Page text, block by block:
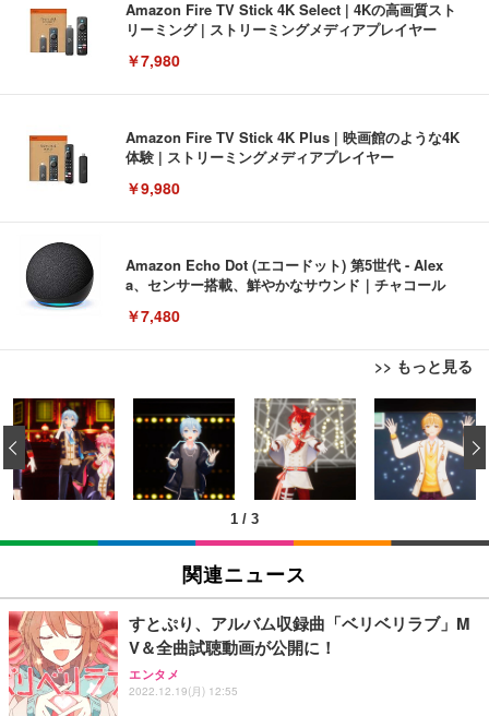
Amazon Fire TV Stick 4K Select | 4Kの高画質スト
リーミング | ストリーミングメディアプレイヤー
￥7,980
Amazon Fire TV Stick 4K Plus | 映画館のような4K
体験 | ストリーミングメディアプレイヤー
￥9,980
Amazon Echo Dot (エコードット) 第5世代 - Alex
a、センサー搭載、鮮やかなサウンド｜チャコール
￥7,480
>> もっと見る
[EdoErgo] オフィスチェア 椅子 テレワーク 疲れな
い 跳ね上げ式アームレスト コンパクト 約105度ロッ
キング pc 事務椅子 360度回転 座面昇降 強化ナイロ
ン樹脂ベース 通気性メッシュ 在宅ワーク H-WY01
(黒網+黒枠+黒足)
￥5,699
SIHOO B100 オフィスチェア／デスクチェア メッシ
ュチェア 人間工学 疲れない ブラック
￥27,999
Sezlife オフィスチェア デスクチェア 疲れない テレ
ワーク チェア 強化バックレスト 30度ロッキング機
能 人間工学 椅子 腰サポート 90度跳ね上げ式アーム
EIZO ビジネス向けプレミアムモニター | FlexScan
EV3240X-WT | 31.5型4K UHD・USB Type-C・ホワ
￥105,595
EIZO ビジネス向けプレミアムモニター | FlexScan
【純正品】27"ゲーミングモニター DualSense 充電
フック付き（CFI-ZDM1J）
Amazonベーシック ペットシーツ 薄型 レギュラー 1
回使い捨て 無香料 ホワイト 300枚
￥3,373
Amazonベーシック ペットシーツ 厚型 ワイド 42枚
x2袋(84枚) ホワイト(吸収面:ライトブルー)
￥3,234
ネオ・ルーライフ ネオ・オムツ L 中型犬用 26枚入
り 単品
1 / 3
‹
関連ニュース
すとぷり、アルバム収録曲「ベリベリラブ」M
V＆全曲試聴動画が公開に！
エンタメ
2022.12.19(月) 12:55